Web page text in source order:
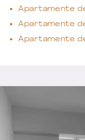
Apartamente
Apartamente
Apartamente